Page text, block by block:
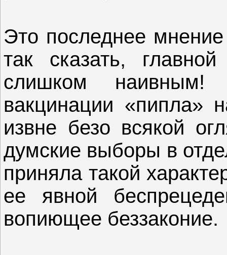
Это последнее
так сказать,
слишком наивным!
вакцинации «пипла»
извне безо всякой
думские выборы в
приняла такой
ее явной
вопиющее беззаконие.